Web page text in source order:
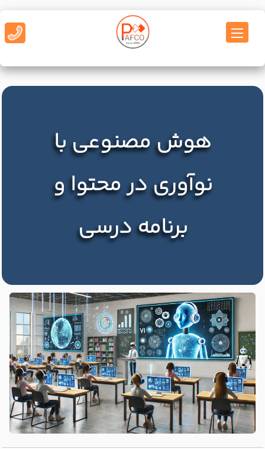
هوش مصنوعی با
نوآوری در محتوا و
برنامه درسی